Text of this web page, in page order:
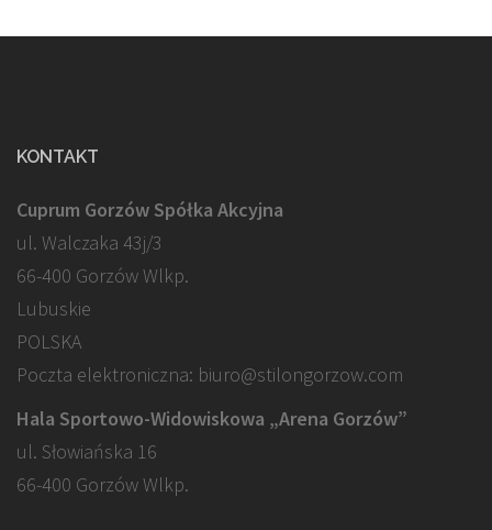
KONTAKT
Cuprum Gorzów Spółka Akcyjna
ul. Walczaka 43j/3
66-400 Gorzów Wlkp.
Lubuskie
POLSKA
Poczta elektroniczna: biuro@stilongorzow.com
Hala Sportowo-Widowiskowa „Arena Gorzów”
ul. Słowiańska 16
66-400 Gorzów Wlkp.